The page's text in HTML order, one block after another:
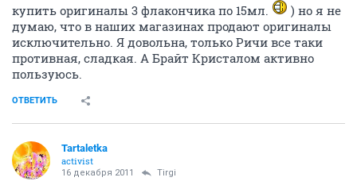
купить оригиналы 3 флакончика по 15мл.
) но я не
думаю, что в наших магазинах продают оригиналы
исключительно. Я довольна, только Ричи все таки
противная, сладкая. А Брайт Кристалом активно
пользуюсь.
ОТВЕТИТЬ
Tartaletka
activist
16 декабря 2011 Tirgi